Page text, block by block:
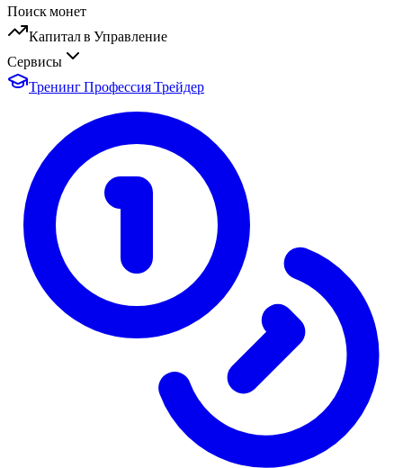
Поиск монет
Капитал в Управление
Сервисы
Тренинг Профессия Трейдер